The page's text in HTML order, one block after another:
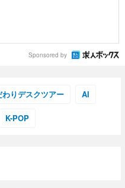
Sponsored by
わりデスクツアー AI
K-POP